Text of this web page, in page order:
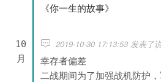
《你一生的故事》
10
月
2019-10-30 17:13:53 发表了
幸存者偏差
二战期间为了加强战机防护